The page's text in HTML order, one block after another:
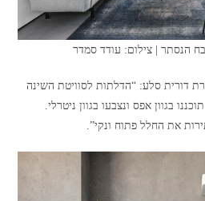
הנסתר | צילום: עודד סמדר
דורית סלע: “הדלתות לסוויטת השינה
בגוון אפס ונצבעו בגוון ניטרלי.
את החלל פתוח ונקי”.